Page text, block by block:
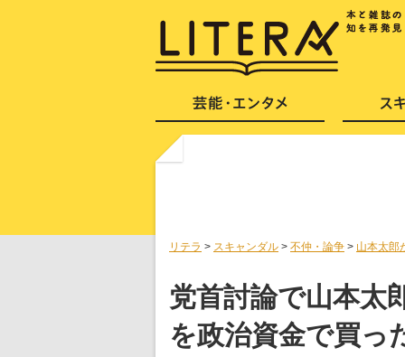
リテラ > スキャンダル > 不仲・論争 > 山本太郎
党首討論で山本太
を政治資金で買っ